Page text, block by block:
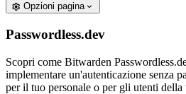
Opzioni pagina
Passwordless.dev
Scopri come Bitwarden
implementare un'autenticazione senza
per il tuo personale o per gli utenti della